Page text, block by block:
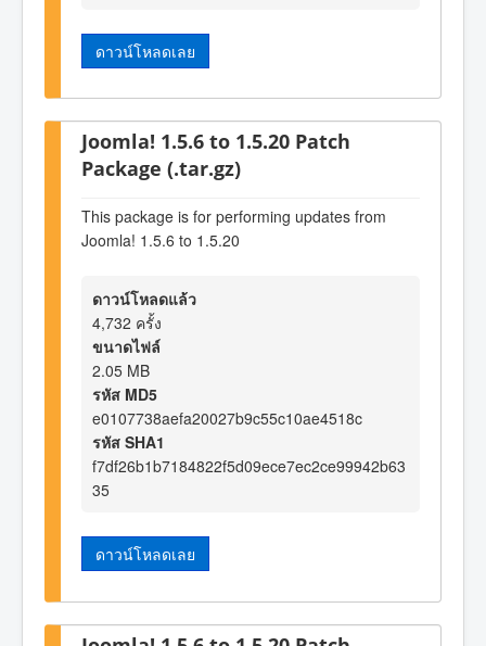
ดาวน์โหลดเลย
Joomla! 1.5.6 to 1.5.20 Patch
Package (.tar.gz)
This package is for performing updates from
Joomla! 1.5.6 to 1.5.20
ดาวน์โหลดแล้ว
4,732 ครั้ง
ขนาดไฟล์
2.05 MB
รหัส MD5
e0107738aefa20027b9c55c10ae4518c
รหัส SHA1
f7df26b1b7184822f5d09ece7ec2ce99942b63
35
ดาวน์โหลดเลย